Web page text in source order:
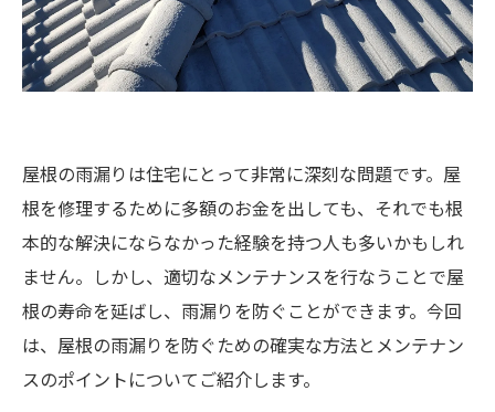
屋根の雨漏りは住宅にとって非常に深刻な問題です。屋
根を修理するために多額のお金を出しても、それでも根
本的な解決にならなかった経験を持つ人も多いかもしれ
ません。しかし、適切なメンテナンスを行なうことで屋
根の寿命を延ばし、雨漏りを防ぐことができます。今回
は、屋根の雨漏りを防ぐための確実な方法とメンテナン
スのポイントについてご紹介します。